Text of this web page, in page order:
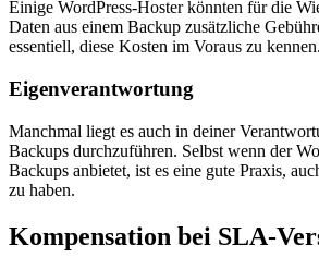
Einige WordPress-Hoster könnten für die
Daten aus einem Backup zusätzliche
essentiell, diese Kosten im Voraus zu kennen.
Eigenverantwortung
Manchmal liegt es auch in deiner
Backups durchzuführen. Selbst wenn der
Backups anbietet, ist es eine gute Praxis,
zu haben.
Kompensation bei SLA-